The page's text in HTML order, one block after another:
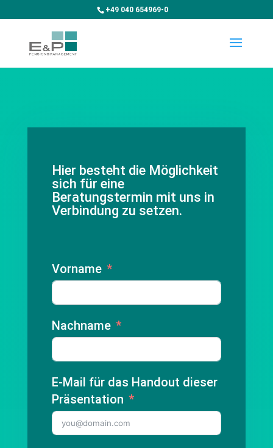
+49 040 654969-0
Hier besteht die Möglichkeit
sich für eine
Beratungstermin mit uns in
Verbindung zu setzen.
Vorname
Nachname
E-Mail für das Handout dieser
Präsentation